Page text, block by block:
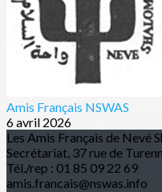
Amis Français NSWAS
6 avril 2026
Les Amis Français de Nevé
Secrétariat, 37 rue de
Tél./rep : 01 85 09 22 69
amis.francais@nswas.info